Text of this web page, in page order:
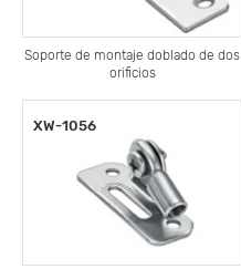
Soporte de montaje doblado de dos
orificios
XW-1056